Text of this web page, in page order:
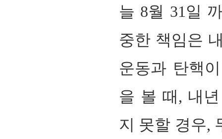
늘 8월 31일
중한 책임은
운동과 탄핵
을 볼 때 , 내
지 못할 경우,